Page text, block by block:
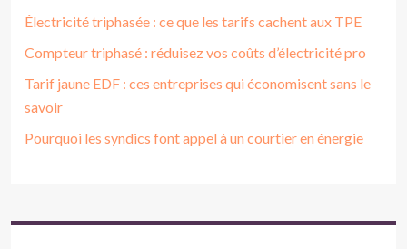
Électricité triphasée : ce que les tarifs cachent aux TPE
Compteur triphasé : réduisez vos coûts d’électricité pro
Tarif jaune EDF : ces entreprises qui économisent sans le
savoir
Pourquoi les syndics font appel à un courtier en énergie